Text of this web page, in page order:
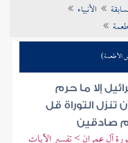
الأنبياء
الأطعمة)
إلا ما حرم
التوراة قل
صادقين